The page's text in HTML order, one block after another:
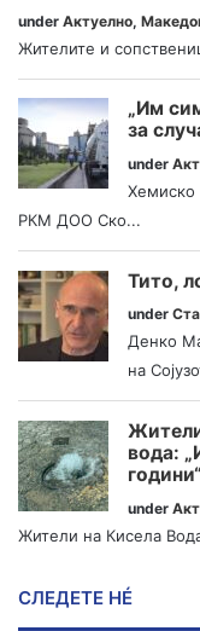
under Актуелно,
Жителите и
„Им
за
under
Хемиско
РКМ ДОО Ско...
Тито,
under
Денко
на
вода:
години“
under
Жители на Кисела
СЛЕДЕТЕ НÉ